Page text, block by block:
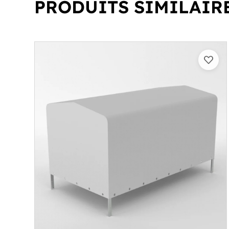
PRODUITS